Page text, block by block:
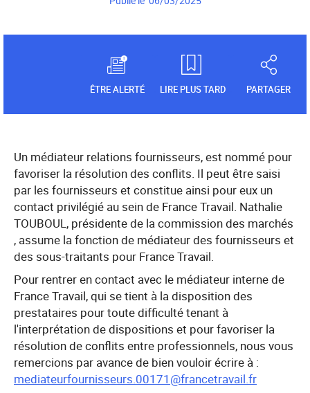
ÊTRE ALERTÉ LIRE PLUS TARD PARTAGER
Un médiateur relations fournisseurs, est nommé pour
favoriser la résolution des conflits. Il peut être saisi
par les fournisseurs et constitue ainsi pour eux un
contact privilégié au sein de France Travail. Nathalie
TOUBOUL, présidente de la commission des marchés
, assume la fonction de médiateur des fournisseurs et
des sous-traitants pour France Travail.
Pour rentrer en contact avec le médiateur interne de
France Travail, qui se tient à la disposition des
prestataires pour toute difficulté tenant à
l'interprétation de dispositions et pour favoriser la
résolution de conflits entre professionnels, nous vous
remercions par avance de bien vouloir écrire à :
mediateurfournisseurs.00171@francetravail.fr